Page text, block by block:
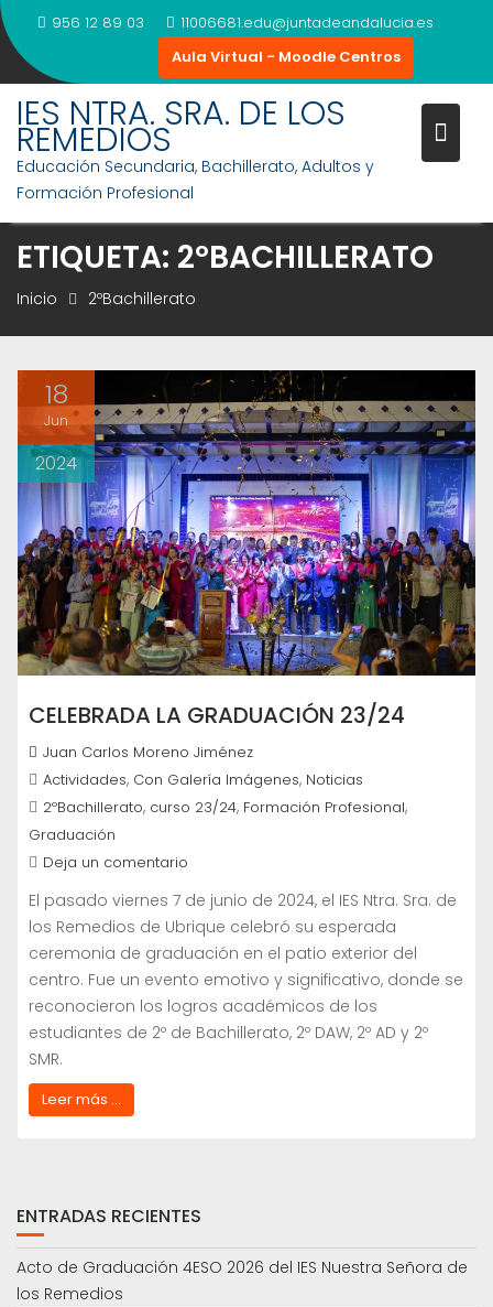
Saltar
al
contenido
956 12 89 03
11006681.edu@juntadeandalucia.es
Aula Virtual - Moodle Centros
IES NTRA. SRA. DE LOS
REMEDIOS
Educación Secundaria, Bachillerato, Adultos y
Formación Profesional
ETIQUETA: 2ºBACHILLERATO
Inicio 2ºBachillerato
18
Jun
2024
CELEBRADA LA GRADUACIÓN 23/24
Juan Carlos Moreno Jiménez
Actividades, Con Galería Imágenes, Noticias
2ºBachillerato, curso 23/24, Formación Profesional,
Graduación
Deja un comentario
El pasado viernes 7 de junio de 2024, el IES Ntra. Sra. de
los Remedios de Ubrique celebró su esperada
ceremonia de graduación en el patio exterior del
centro. Fue un evento emotivo y significativo, donde se
reconocieron los logros académicos de los
estudiantes de 2º de Bachillerato, 2º DAW, 2º AD y 2º
SMR.
Leer más ...
ENTRADAS RECIENTES
Acto de Graduación 4ESO 2026 del IES Nuestra Señora de
los Remedios